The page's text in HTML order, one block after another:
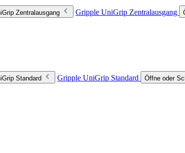
Zentralausgang Gripple UniGrip Zentralausgang
Standard Gripple UniGrip Standard Öffne oder